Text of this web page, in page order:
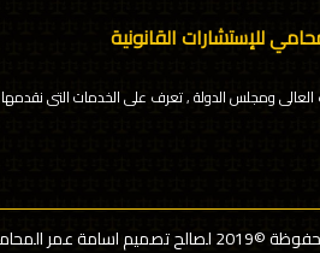
للإستشارات القانونية
العالى ومجلس الدولة , تعرف على الخدمات التى نقدمها
©2019 لصالح تصميم اسامة عمر المحامي